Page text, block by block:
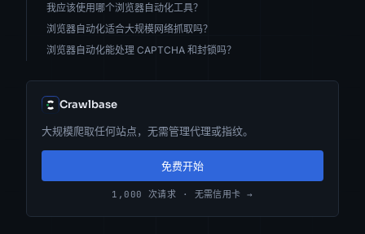
我应该使用哪个浏览器自动化工具？
浏览器自动化适合大规模网络抓取吗？
浏览器自动化能处理 CAPTCHA 和封锁吗？
Crawlbase
大规模爬取任何站点，无需管理代理或指纹。
免费开始
1,000 次请求 · 无需信用卡 →